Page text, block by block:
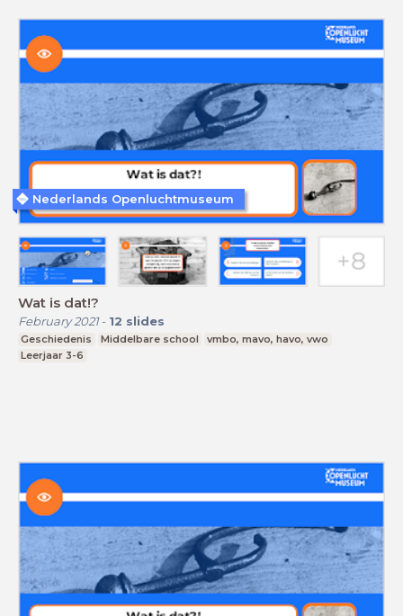
Wat is dat!?
February 2021- 12 slides
Geschiedenis Middelbare school
vmbo, mavo, havo, vwo
Leerjaar 3-6
Nederlands Openluchtmuseum